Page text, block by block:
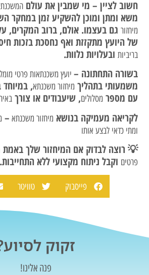
חשוב לציין – מי שמבין את עולם
משא ומתן ומוכן להשקיע זמן במחקר
מיחזור גם בעצמו. אולם, ברוב המקרים,
של היועץ מתקזזת ואף נחסכת בזכות
בריביות ובעלויות נלוות.
בשורה התחתונה – יועץ משכנתאות פרטי
משמעותי בתהליך מיחזור משכנתא,
עם מספר מסלולים, שיעבודים או צורך
לקריאה מעמיקה בנושא מיחזור משכנתא –
ומתי כדאי לבצע אותו
💡 רוצה לבדוק אם המיחזור שלך
פרטים וקבל ניתוח מקצועי ללא התחייבות.
פייסבוק טוויטר
זקוק
פנה אלינו!